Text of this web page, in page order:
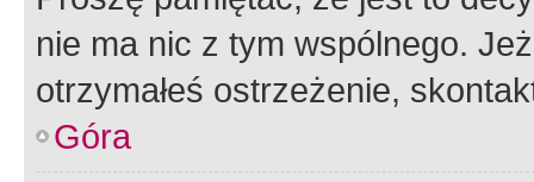
nie ma nic z tym wspólnego.
otrzymałeś ostrzeżenie,
Góra